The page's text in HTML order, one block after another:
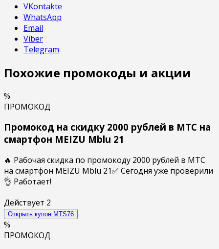
VKontakte
WhatsApp
Email
Viber
Telegram
Похожие промокоды и акции
%
ПРОМОКОД
Промокод на скидку 2000 рублей в МТС на
смартфон MEIZU Mblu 21
🔥 Рабочая скидка по промокоду 2000 рублей в МТС
на смартфон MEIZU Mblu 21✅ Сегодня уже проверили
👌 Работает!
Действует 2
Открыть купон MTS76
%
ПРОМОКОД